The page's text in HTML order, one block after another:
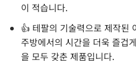
이 적습니다.
👍 테팔의 기술력으로 제작된
주방에서의 시간을 더욱 즐겁
을 모두 갖춘 제품입니다.